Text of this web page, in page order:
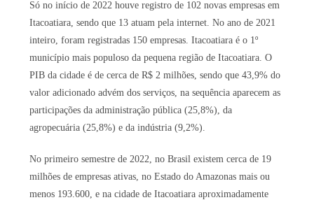
Só no início de 2022 houve registro de 102 novas empresas em
Itacoatiara, sendo que 13 atuam pela internet. No ano de 2021
inteiro, foram registradas 150 empresas. Itacoatiara é o 1º
município mais populoso da pequena região de Itacoatiara. O
PIB da cidade é de cerca de R$ 2 milhões, sendo que 43,9% do
valor adicionado advém dos serviços, na sequência aparecem as
participações da administração pública (25,8%), da
agropecuária (25,8%) e da indústria (9,2%).
No primeiro semestre de 2022, no Brasil existem cerca de 19
milhões de empresas ativas, no Estado do Amazonas mais ou
menos 193.600, e na cidade de Itacoatiara aproximadamente